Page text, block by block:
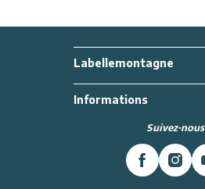
Labellemontagne
Informations
Suivez-nous